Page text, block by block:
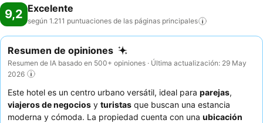
9,2 Excelente
según 1.211 puntuaciones de las páginas principales
Resumen de opiniones
Resumen de IA basado en 500+ opiniones · Última actualización: 29 May
2026
Este hotel es un centro urbano versátil, ideal para parejas,
viajeros de negocios y turistas que buscan una estancia
moderna y cómoda. La propiedad cuenta con una ubicación